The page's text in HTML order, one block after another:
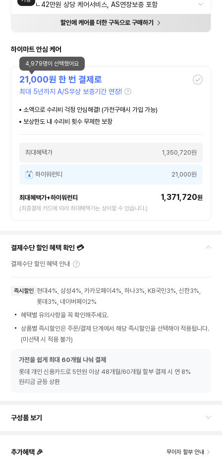
ㄴ42만원 상당 케어서비스, AS연장보증 포함
할인에 케어를 더한 구독으로 구매하기
하이마트 안심 케어
21,000원 한 번 결제로
최대 5년까지 A/S무상 보증기간 연장!
소액으로 수리비 걱정 안심해결! (가전구매시 가입 가능)
보상한도 내 수리비 횟수 무제한 보장
최대혜택가 1,350,720원
하이워런티 21,000원
최대혜택가+하이워런티 1,371,720원
(최종결제 카드에 따라 최대혜택가는 상이할 수 있습니다.)
4,979명이 선택했어요
결제수단 할인 혜택 확인 💳
결제수단 할인 혜택 안내
즉시할인 현대4%, 삼성4%, 카카오페이4%, 하나3%, KB국민3%, 신한3%,
롯데3%, 네이버페이2%
혜택별 유의사항을 꼭 확인해주세요.
상품별 즉시할인은 주문/결제 단계에서 해당 즉시할인을 선택해야 적용됩니다.
(미선택 시 적용 불가)
가전을 쉽게 최대 60개월 나눠 결제
롯데 개인 신용카드로 5만원 이상 48개월/60개월 할부 결제 시 연 8%
원리금 균등 상환
구성품 보기
추가혜택 🎉 무이자 할부 안내